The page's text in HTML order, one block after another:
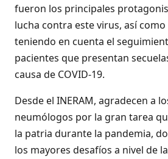
fueron los principales
lucha contra este virus, así
teniendo en cuenta el
pacientes que presentan
causa de COVID-19.
Desde el INERAM, agradecen a
neumólogos por la gran tarea
la patria durante la pandemia,
los mayores desafíos a nivel de